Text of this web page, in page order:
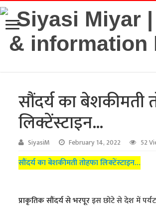
सौंदर्य का बेशकीमती
लिक्टेंस्टाइन…
SiyasiM February 14, 2022 52
सौंदर्य का बेशकीमती तोहफा लिक्टेंस्टाइन…
प्राकृतिक सौंदर्य से भरपूरइस छोटे से देश में